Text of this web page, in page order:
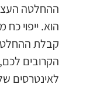
ההחלטה
הוא. ייפוי
קבלת
הקרובים
לאינטרסים